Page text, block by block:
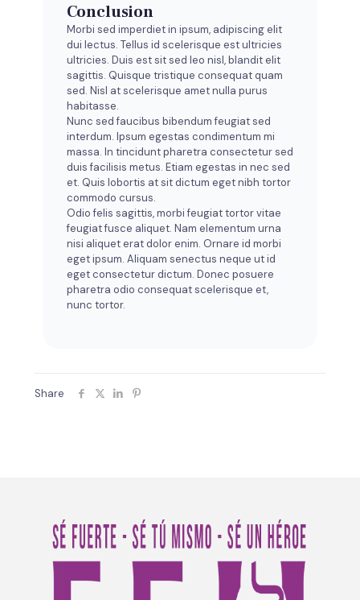
Conclusion
Morbi sed imperdiet in ipsum, adipiscing elit
dui lectus. Tellus id scelerisque est ultricies
ultricies. Duis est sit sed leo nisl, blandit elit
sagittis. Quisque tristique consequat quam
sed. Nisl at scelerisque amet nulla purus
habitasse.
Nunc sed faucibus bibendum feugiat sed
interdum. Ipsum egestas condimentum mi
massa. In tincidunt pharetra consectetur sed
duis facilisis metus. Etiam egestas in nec sed
et. Quis lobortis at sit dictum eget nibh tortor
commodo cursus.
Odio felis sagittis, morbi feugiat tortor vitae
feugiat fusce aliquet. Nam elementum urna
nisi aliquet erat dolor enim. Ornare id morbi
eget ipsum. Aliquam senectus neque ut id
eget consectetur dictum. Donec posuere
pharetra odio consequat scelerisque et,
nunc tortor.
Share